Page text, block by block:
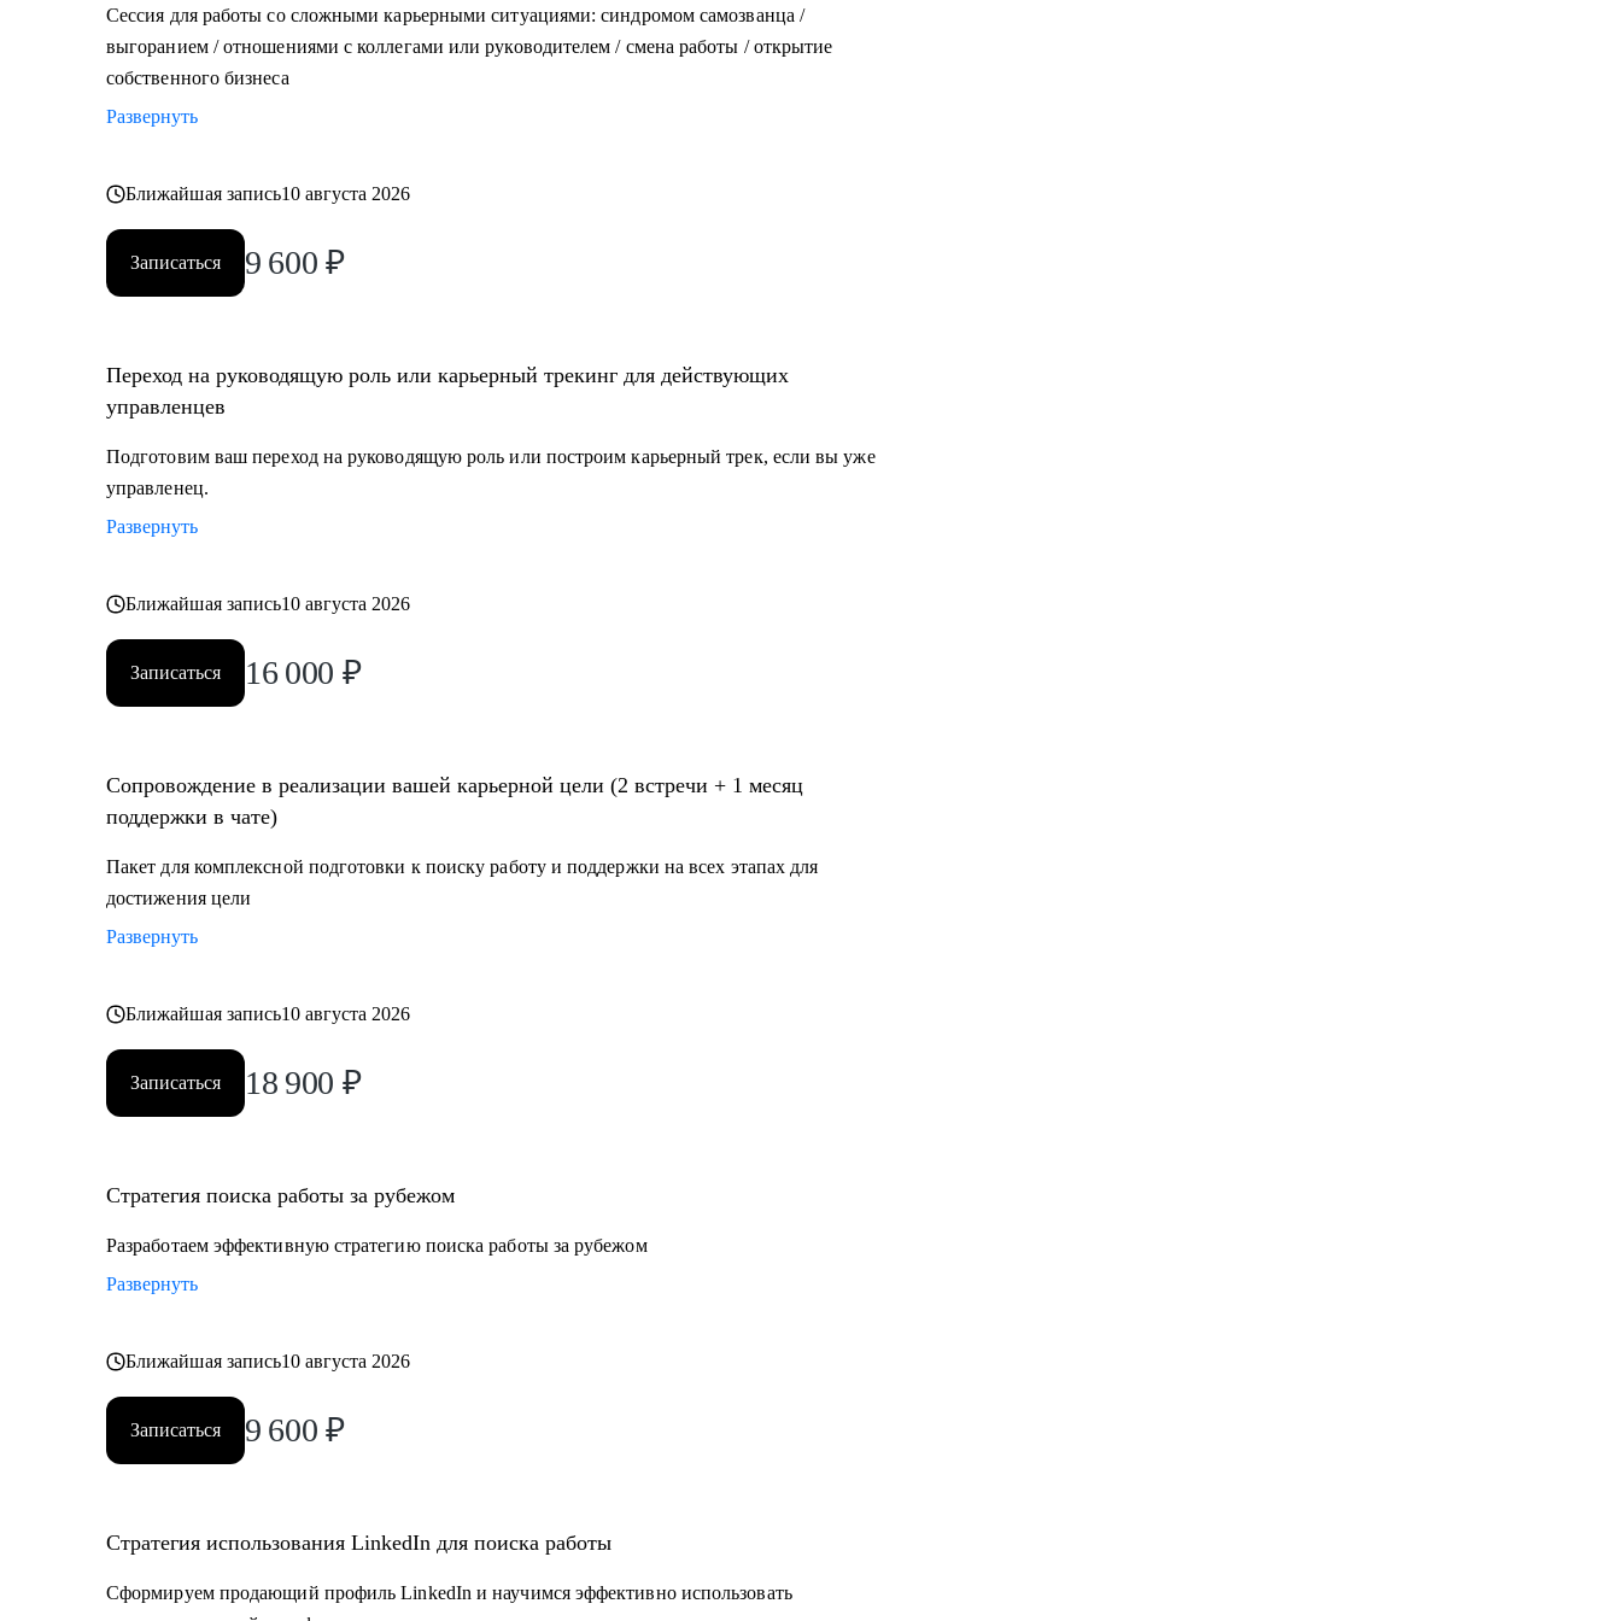
Сессия для работы со сложными карьерными ситуациями: синдромом самозванца /
выгоранием / отношениями с коллегами или руководителем / смена работы / открытие
собственного бизнеса
Развернуть
Ближайшая запись10 августа 2026
Записаться 9 600 ₽
Переход на руководящую роль или карьерный трекинг для действующих
управленцев
Подготовим ваш переход на руководящую роль или построим карьерный трек, если вы уже
управленец.
Развернуть
Ближайшая запись10 августа 2026
Записаться 16 000 ₽
Сопровождение в реализации вашей карьерной цели (2 встречи + 1 месяц
поддержки в чате)
Пакет для комплексной подготовки к поиску работу и поддержки на всех этапах для
достижения цели
Развернуть
Ближайшая запись10 августа 2026
Записаться 18 900 ₽
Стратегия поиска работы за рубежом
Разработаем эффективную стратегию поиска работы за рубежом
Развернуть
Ближайшая запись10 августа 2026
Записаться 9 600 ₽
Стратегия использования LinkedIn для поиска работы
Сформируем продающий профиль LinkedIn и научимся эффективно использовать